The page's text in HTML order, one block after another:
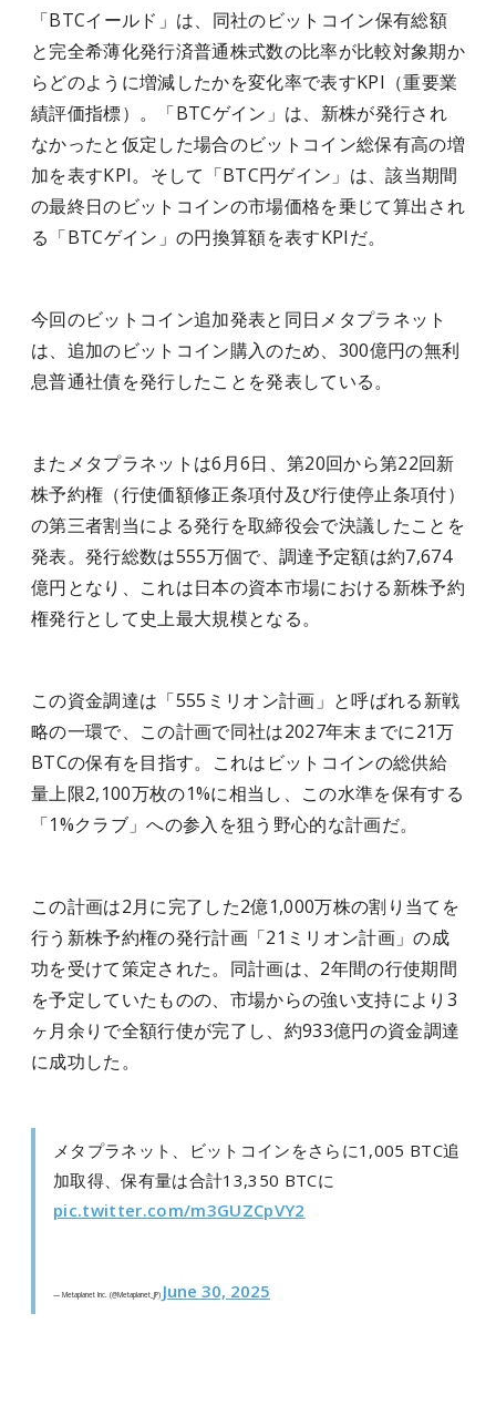
「BTCイールド」は、同社のビットコイン保有総額
と完全希薄化発行済普通株式数の比率が比較対象期か
らどのように増減したかを変化率で表すKPI（重要業
績評価指標）。「BTCゲイン」は、新株が発行され
なかったと仮定した場合のビットコイン総保有高の増
加を表すKPI。そして「BTC円ゲイン」は、該当期間
の最終日のビットコインの市場価格を乗じて算出され
る「BTCゲイン」の円換算額を表すKPIだ。
今回のビットコイン追加発表と同日メタプラネット
は、追加のビットコイン購入のため、300億円の無利
息普通社債を発行したことを発表している。
またメタプラネットは6月6日、第20回から第22回新
株予約権（行使価額修正条項付及び行使停止条項付）
の第三者割当による発行を取締役会で決議したことを
発表。発行総数は555万個で、調達予定額は約7,674
億円となり、これは日本の資本市場における新株予約
権発行として史上最大規模となる。
この資金調達は「555ミリオン計画」と呼ばれる新戦
略の一環で、この計画で同社は2027年末までに21万
BTCの保有を目指す。これはビットコインの総供給
量上限2,100万枚の1%に相当し、この水準を保有する
「1%クラブ」への参入を狙う野心的な計画だ。
この計画は2月に完了した2億1,000万株の割り当てを
行う新株予約権の発行計画「21ミリオン計画」の成
功を受けて策定された。同計画は、2年間の行使期間
を予定していたものの、市場からの強い支持により3
ヶ月余りで全額行使が完了し、約933億円の資金調達
に成功した。
メタプラネット、ビットコインをさらに1,005 BTC追
加取得、保有量は合計13,350 BTCに
pic.twitter.com/m3GUZCpVY2
— Metaplanet Inc. (@Metaplanet_JP) June 30, 2025